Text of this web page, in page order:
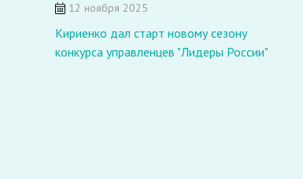
12 ноября 2025
Кириенко дал старт новому сезону
конкурса управленцев "Лидеры России"